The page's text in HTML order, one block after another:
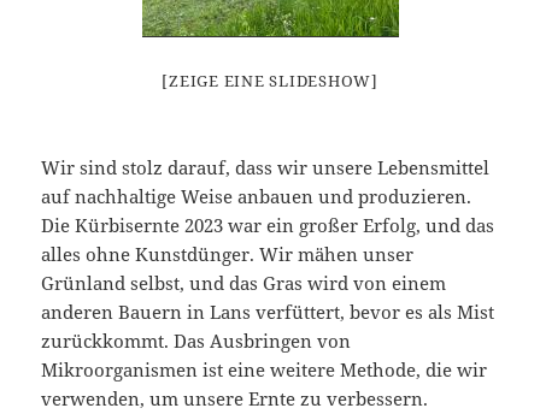
[ZEIGE EINE SLIDESHOW]
Wir sind stolz darauf, dass wir unsere Lebensmittel
auf nachhaltige Weise anbauen und produzieren.
Die Kürbisernte 2023 war ein großer Erfolg, und das
alles ohne Kunstdünger. Wir mähen unser
Grünland selbst, und das Gras wird von einem
anderen Bauern in Lans verfüttert, bevor es als Mist
zurückkommt. Das Ausbringen von
Mikroorganismen ist eine weitere Methode, die wir
verwenden, um unsere Ernte zu verbessern.